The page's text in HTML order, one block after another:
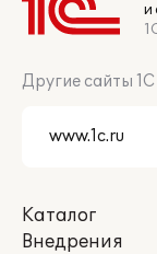
и
Другие сайты 1С
Каталог
Внедрения